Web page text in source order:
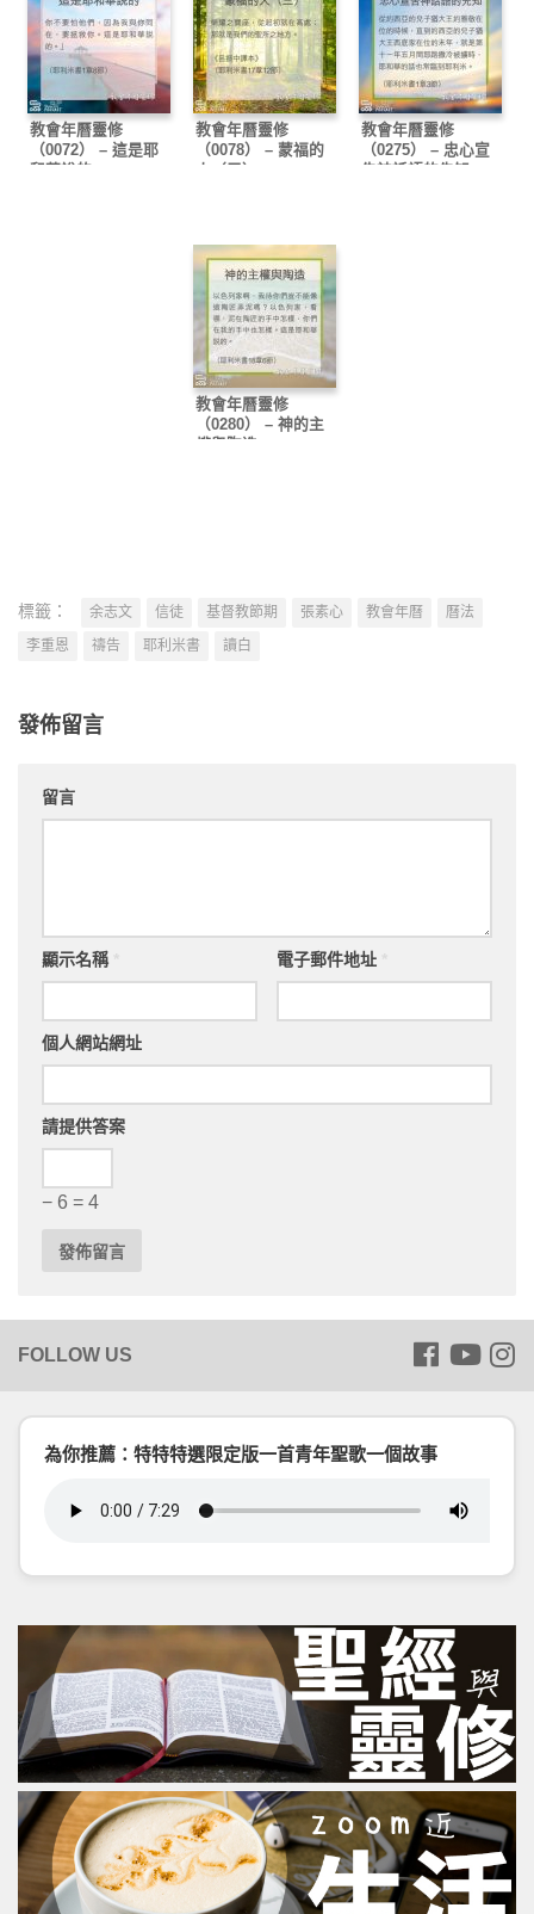
教會年曆靈修
（0072） – 這是耶
和華說的
教會年曆靈修
（0078） – 蒙福的
人（三）
教會年曆靈修
（0275） – 忠心宣
告神話語的先知
教會年曆靈修
（0280） – 神的主
權與陶造
標籤： 余志文 信徒 基督教節期 張素心 教會年曆
曆法
李重恩
禱告 耶利米書 讀白
發佈留言
留言
顯示名稱 電子郵件地址
個人網站網址
請提供答案
− 6 = 4
為你推薦：特特特選限定版一首青年聖歌一個故事